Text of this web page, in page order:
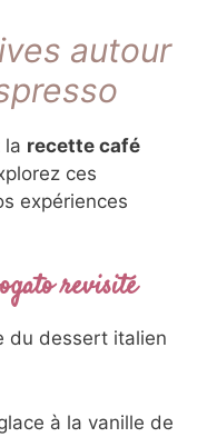
autour
la recette café
ces
expériences
revisité
du dessert italien
à la vanille de